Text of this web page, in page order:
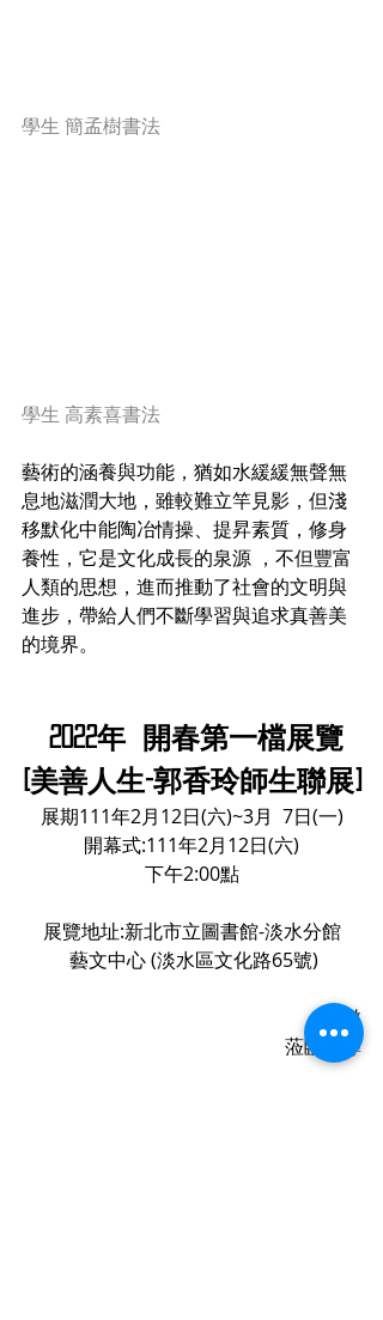
學生 簡孟樹書法
學生 高素喜書法
藝術的涵養與功能，猶如水緩緩無聲無
息地滋潤大地，雖較難立竿見影，但淺
移默化中能陶冶情操、提昇素質，修身
養性，它是文化成長的泉源 ，不但豐富
人類的思想，進而推動了社會的文明與
進步，帶給人們不斷學習與追求真善美
的境界。
2022年  開春第一檔展覽
[美善人生-郭香玲師生聯展]
展期111年2月12日(六)~3月  7日(一)
開幕式:111年2月12日(六)
下午2:00點
展覽地址:新北市立圖書館-淡水分館
藝文中心 (淡水區文化路65號)
誠邀
蒞臨指導